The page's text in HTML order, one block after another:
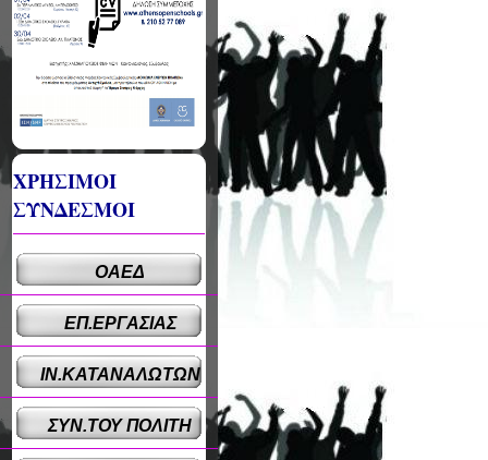
ΧΡΗΣΙΜΟΙ
ΣΥΝΔΕΣΜΟΙ
ΟΑΕΔ
ΕΠ.ΕΡΓΑΣΙΑΣ
ΙΝ.ΚΑΤΑΝΑΛΩΤΩΝ
ΣΥΝ.ΤΟΥ ΠΟΛΙΤΗ